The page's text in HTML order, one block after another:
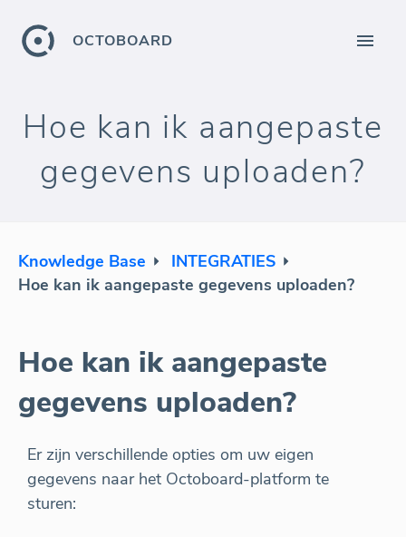
OCTOBOARD
Hoe kan ik aangepaste
gegevens uploaden?
Knowledge Base
INTEGRATIES
Hoe kan ik aangepaste gegevens uploaden?
Hoe kan ik aangepaste
gegevens uploaden?
Er zijn verschillende opties om uw eigen
gegevens naar het Octoboard-platform te
sturen: